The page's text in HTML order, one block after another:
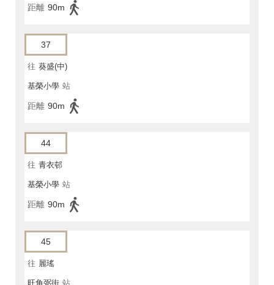
距離 90m
37
往 葵盛(中)
基榮小學 站
距離 90m
44
往 青衣邨
基榮小學 站
距離 90m
45
往 麗瑤
旺角弼街 站